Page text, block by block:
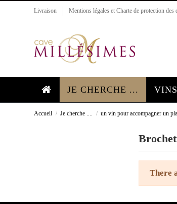
Livraison Mentions légales et Charte de protection des
JE CHERCHE ... VINS
Accueil Je cherche .... un vin pour accompagner un
There